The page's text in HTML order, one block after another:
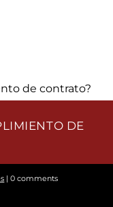
DE
|0 comments